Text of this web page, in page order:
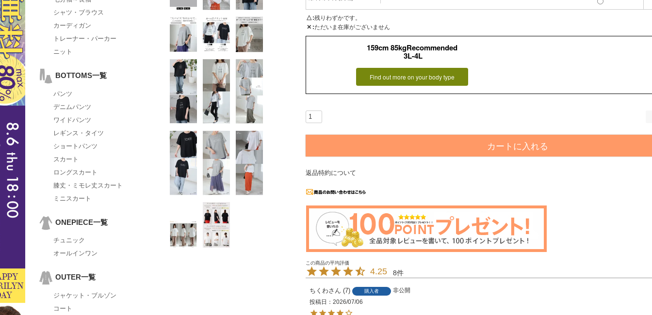
シャツ・ブラウス
カーディガン
トレーナー・パーカー
ニット
BOTTOMS一覧
パンツ
デニムパンツ
ワイドパンツ
レギンス・タイツ
ショートパンツ
スカート
ロングスカート
膝丈・ミモレ丈スカート
ミニスカート
ONEPIECE一覧
チュニック
オールインワン
OUTER一覧
ジャケット・ブルゾン
コート
△ 残りわずかです。
✕ ただいま在庫がございません
159cm 85kgRecommended
3L-4L
Find out more on your body type
カートに入れる
返品特約について
4.25 8
ちくわ 7 購入者
非公開
投稿日
2026/07/06